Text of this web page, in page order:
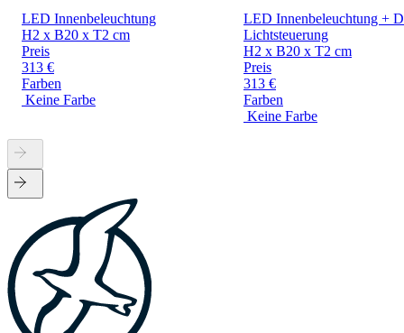
LED Innenbeleuchtung
H2 x B20 x T2 cm
Preis
313 €
Farben
Keine Farbe
LED Innenbeleuchtung +
Lichtsteuerung
H2 x B20 x T2 cm
Preis
313 €
Farben
Keine Farbe